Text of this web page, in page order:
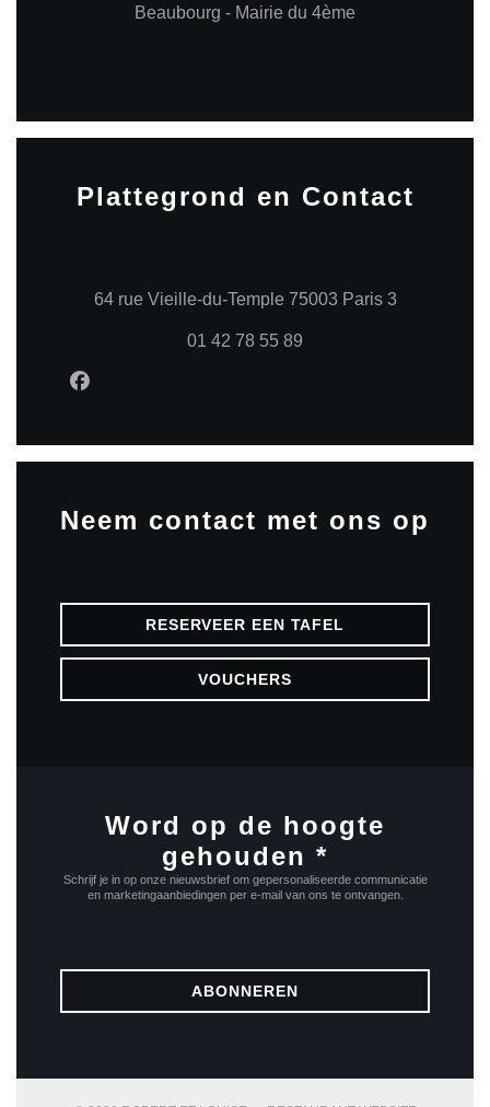
Beaubourg - Mairie du 4ème
Plattegrond en Contact
64 rue Vieille-du-Temple 75003 Paris 3((opent in
01 42 78 55 89
Facebook ((opent in een nieuw venster))
Neem contact met ons op
RESERVEER EEN TAFEL
VOUCHERS
Word op de hoogte
gehouden *
Schrijf je in op onze nieuwsbrief om gepersonaliseerde communicatie
en marketingaanbiedingen per e-mail van ons te ontvangen.
ABONNEREN